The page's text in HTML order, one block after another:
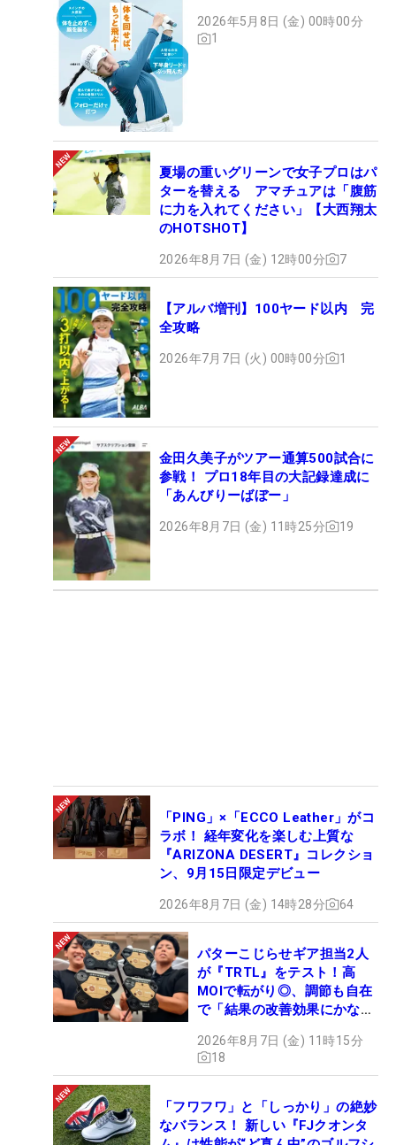
2026年5月8日 (金) 00時00分
1
夏場の重いグリーンで女子プロはパ
ターを替える アマチュアは「腹筋
に力を入れてください」【大西翔太
のHOTSHOT】
2026年8月7日 (金) 12時00分 7
【アルバ増刊】100ヤード以内 完
全攻略
2026年7月7日 (火) 00時00分 1
金田久美子がツアー通算500試合に
参戦！ プロ18年目の大記録達成に
「あんびりーばぼー」
2026年8月7日 (金) 11時25分 19
「PING」×「ECCO Leather」がコ
ラボ！ 経年変化を楽しむ上質な
『ARIZONA DESERT』コレクショ
ン、9月15日限定デビュー
2026年8月7日 (金) 14時28分 64
パターこじらせギア担当2人
が『TRTL』をテスト！高
MOIで転がり◎、調節も自在
で「結果の改善効果にかなり
2026年8月7日 (金) 11時15分
18
「フワフワ」と「しっかり」の絶妙
なバランス！ 新しい『FJクオンタ